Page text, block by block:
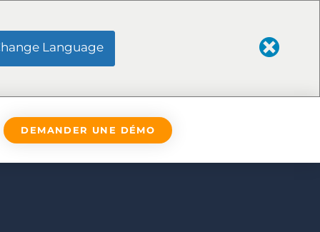
Language
DEMANDER UNE DÉMO